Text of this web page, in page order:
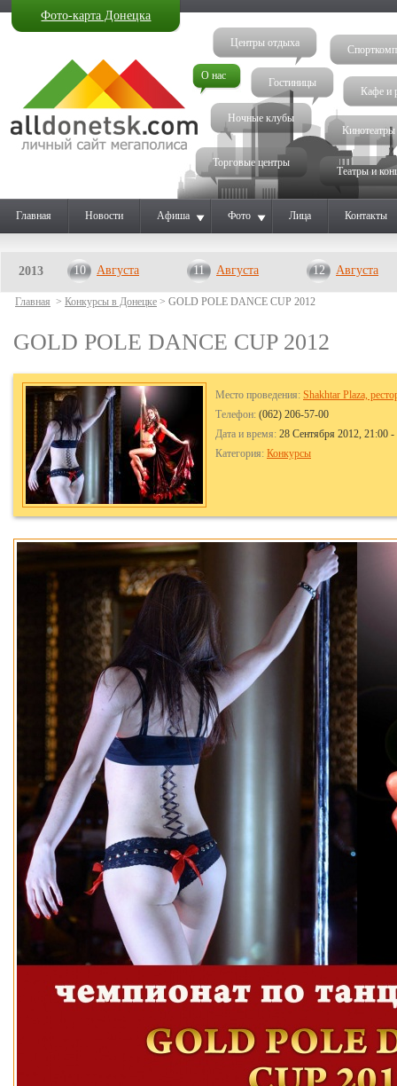
Фото-карта Донецка
О нас
Ночные клубы
Гостиницы
Кинотеатры
Кафе и
Театры и
Центры отдыха
Торговые центры
Главная Новости Афиша Фото Лица Контакты
2013 10 Августа 11 Августа 12 Августа
Главная > Конкурсы в Донецке > GOLD POLE DANCE CUP 2012
GOLD POLE DANCE CUP 2012
Место проведения: Shakhtar Plaza,
Телефон: (062) 206-57-00
Дата и время: 28 Сентября 2012, 21:00
Категория: Конкурсы